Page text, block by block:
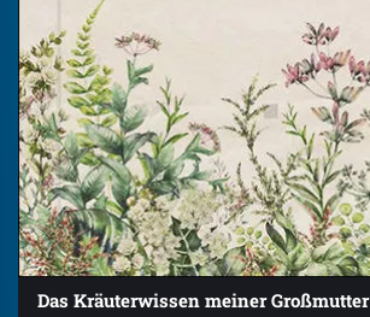
Das Kräuterwissen meiner Großmutter